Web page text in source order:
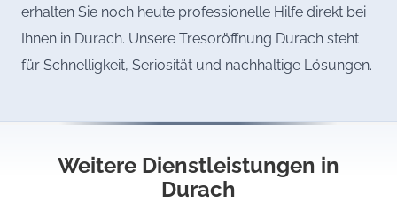
erhalten Sie noch heute professionelle Hilfe direkt bei
Ihnen in Durach. Unsere Tresoröffnung Durach steht
für Schnelligkeit, Seriosität und nachhaltige Lösungen.
Weitere Dienstleistungen in
Durach